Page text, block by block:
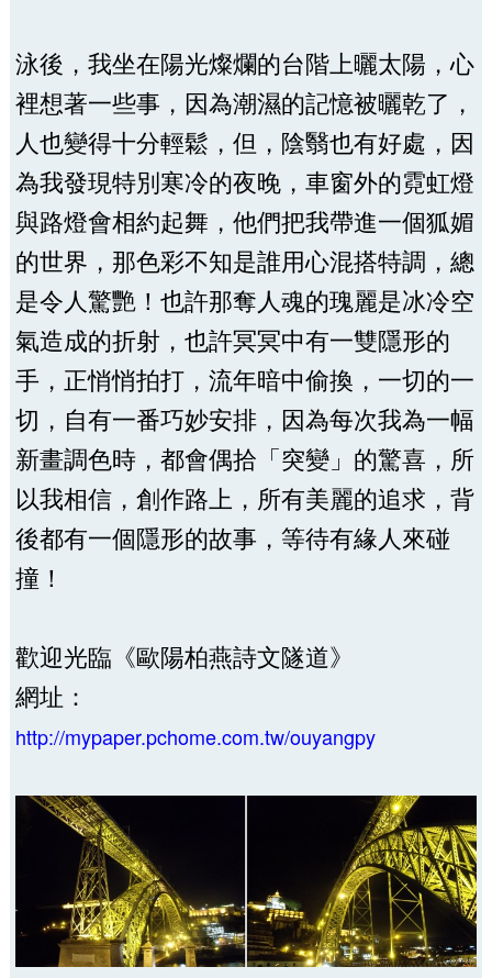
泳後，我坐在陽光燦爛的台階上曬太陽，心
裡想著一些事，因為潮濕的記憶被曬乾了，
人也變得十分輕鬆，但，陰翳也有好處，因
為我發現特別寒冷的夜晚，車窗外的霓虹燈
與路燈會相約起舞，他們把我帶進一個狐媚
的世界，那色彩不知是誰用心混搭特調，總
是令人驚艷！也許那奪人魂的瑰麗是冰冷空
氣造成的折射，也許冥冥中有一雙隱形的
手，正悄悄拍打，流年暗中偷換，一切的一
切，自有一番巧妙安排，因為每次我為一幅
新畫調色時，都會偶拾「突變」的驚喜，所
以我相信，創作路上，所有美麗的追求，背
後都有一個隱形的故事，等待有緣人來碰
撞！
歡迎光臨《歐陽柏燕詩文隧道》
網址：
http://mypaper.pchome.com.tw/ouyangpy